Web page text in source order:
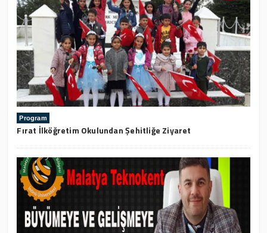
Program
Fırat İlköğretim Okulundan Şehitliğe Ziyaret